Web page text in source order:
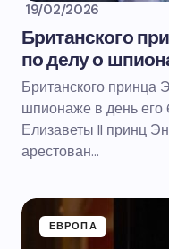
19/02/2026
Британского
по делу о
Британского принца
шпионаже в день
Елизаветы II принц
арестован…
ЕВРОПА